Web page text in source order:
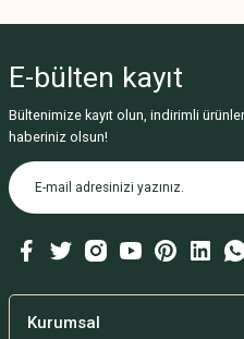
E-bülten kayıt
Bültenimize kayıt olun, indirimli
haberiniz olsun!
Kurumsal